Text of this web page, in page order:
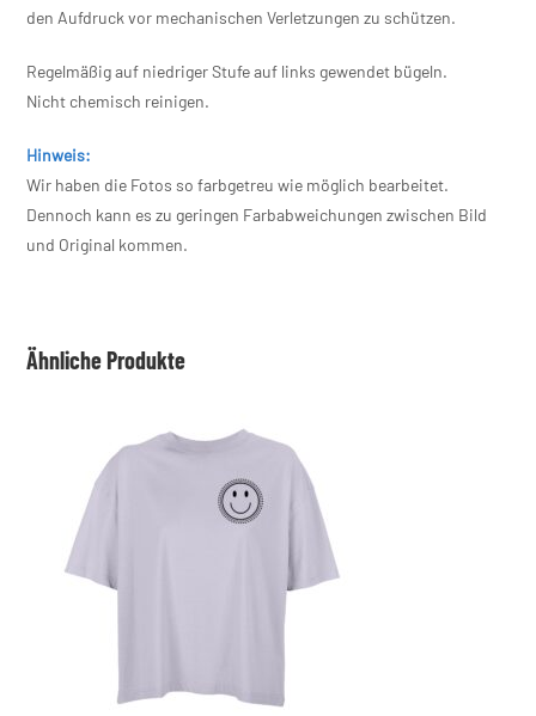
den Aufdruck vor mechanischen Verletzungen zu schützen.
Regelmäßig auf niedriger Stufe auf links gewendet bügeln.
Nicht chemisch reinigen.
Hinweis:
Wir haben die Fotos so farbgetreu wie möglich bearbeitet.
Dennoch kann es zu geringen Farbabweichungen zwischen Bild
und Original kommen.
Ähnliche Produkte